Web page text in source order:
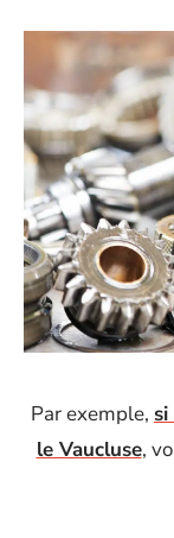
Par exemple,
le Vaucluse,